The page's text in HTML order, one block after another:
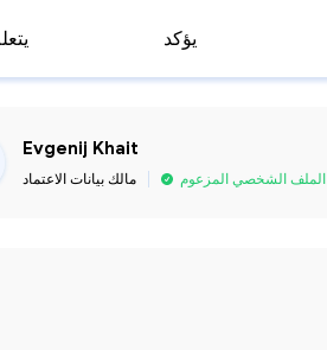
يؤكد
Evgenij Khait
مالك بيانات الاعتماد الملف الشخصي المزعوم